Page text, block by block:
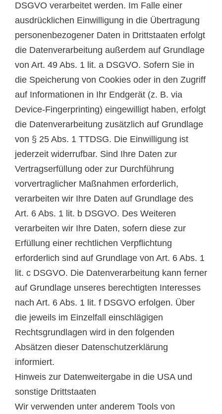
DSGVO verarbeitet werden. Im Falle einer
ausdrücklichen Einwilligung in die Übertragung
personenbezogener Daten in Drittstaaten erfolgt
die Datenverarbeitung außerdem auf Grundlage
von Art. 49 Abs. 1 lit. a DSGVO. Sofern Sie in
die Speicherung von Cookies oder in den Zugriff
auf Informationen in Ihr Endgerät (z. B. via
Device-Fingerprinting) eingewilligt haben, erfolgt
die Datenverarbeitung zusätzlich auf Grundlage
von § 25 Abs. 1 TTDSG. Die Einwilligung ist
jederzeit widerrufbar. Sind Ihre Daten zur
Vertragserfüllung oder zur Durchführung
vorvertraglicher Maßnahmen erforderlich,
verarbeiten wir Ihre Daten auf Grundlage des
Art. 6 Abs. 1 lit. b DSGVO. Des Weiteren
verarbeiten wir Ihre Daten, sofern diese zur
Erfüllung einer rechtlichen Verpflichtung
erforderlich sind auf Grundlage von Art. 6 Abs. 1
lit. c DSGVO. Die Datenverarbeitung kann ferner
auf Grundlage unseres berechtigten Interesses
nach Art. 6 Abs. 1 lit. f DSGVO erfolgen. Über
die jeweils im Einzelfall einschlägigen
Rechtsgrundlagen wird in den folgenden
Absätzen dieser Datenschutzerklärung
informiert.
Hinweis zur Datenweitergabe in die USA und
sonstige Drittstaaten
Wir verwenden unter anderem Tools von